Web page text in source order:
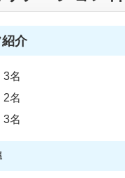
ション科
外来
問
介
名
名
名